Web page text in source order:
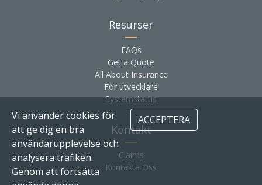
Resurser
FAQs
Get a Quote
All About Insurance
För utvecklare
Systemstatus
Kontakt
Claims
Kontakta Oss
Vi använder cookies för
att ge dig en bra
användarupplevelse och
analysera trafiken.
Genom att fortsätta
ACCEPTERA